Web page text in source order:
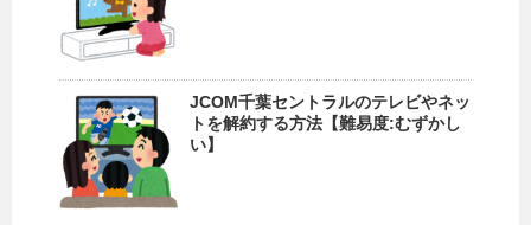
JCOM千葉セントラルのテレビやネッ
トを解約する方法【難易度:むずかし
い】